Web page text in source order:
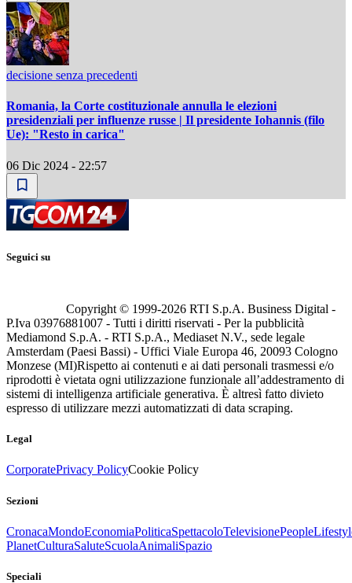
decisione senza precedenti
Romania, la Corte costituzionale annulla le elezioni
presidenziali per influenze russe | Il presidente Iohannis (filo
Ue): "Resto in carica"
06 Dic 2024 - 22:57
Seguici su
Copyright © 1999-2026 RTI S.p.A. Business Digital -
P.Iva 03976881007 - Tutti i diritti riservati - Per la pubblicità
Mediamond S.p.A. - RTI S.p.A., Mediaset N.V., sede legale
Amsterdam (Paesi Bassi) - Uffici Viale Europa 46, 20093 Cologno
Monzese (MI)Rispetto ai contenuti e ai dati personali trasmessi e/o
riprodotti è vietata ogni utilizzazione funzionale all’addestramento di
sistemi di intelligenza artificiale generativa. È altresì fatto divieto
espresso di utilizzare mezzi automatizzati di data scraping.
Legal
CorporatePrivacy PolicyCookie Policy
Sezioni
CronacaMondoEconomiaPoliticaSpettacoloTelevisionePeople
PlanetCulturaSaluteScuolaAnimaliSpazio
Speciali